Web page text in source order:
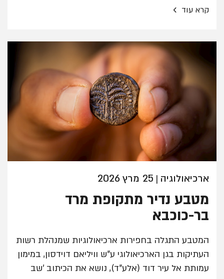
קרא עוד ›
ארכיאולוגיה | 25 מרץ 2026
מטבע נדיר מתקופת מרד
בר-כוכבא
המטבע התגלה בחפירות ארכיאולוגיות שמנהלת רשות
העתיקות בגן הארכיאולוגי ע"ש וויליאם דוידסון, במימון
עמותת אל עיר דוד (אלע"ד), נושא את הכיתוב 'שב